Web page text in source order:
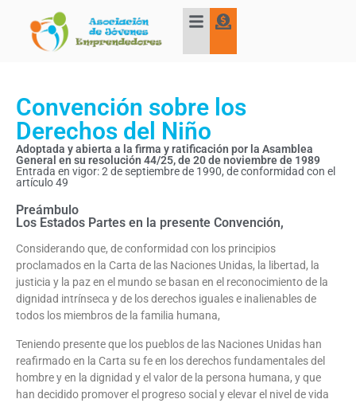
Convención sobre los
Derechos del Niño
Adoptada y abierta a la firma y ratificación por la Asamblea
General en su resolución 44/25, de 20 de noviembre de 1989
Entrada en vigor: 2 de septiembre de 1990, de conformidad con el
artículo 49
Preámbulo
Los Estados Partes en la presente Convención,
Considerando que, de conformidad con los principios
proclamados en la Carta de las Naciones Unidas, la libertad, la
justicia y la paz en el mundo se basan en el reconocimiento de la
dignidad intrínseca y de los derechos iguales e inalienables de
todos los miembros de la familia humana,
Teniendo presente que los pueblos de las Naciones Unidas han
reafirmado en la Carta su fe en los derechos fundamentales del
hombre y en la dignidad y el valor de la persona humana, y que
han decidido promover el progreso social y elevar el nivel de vida